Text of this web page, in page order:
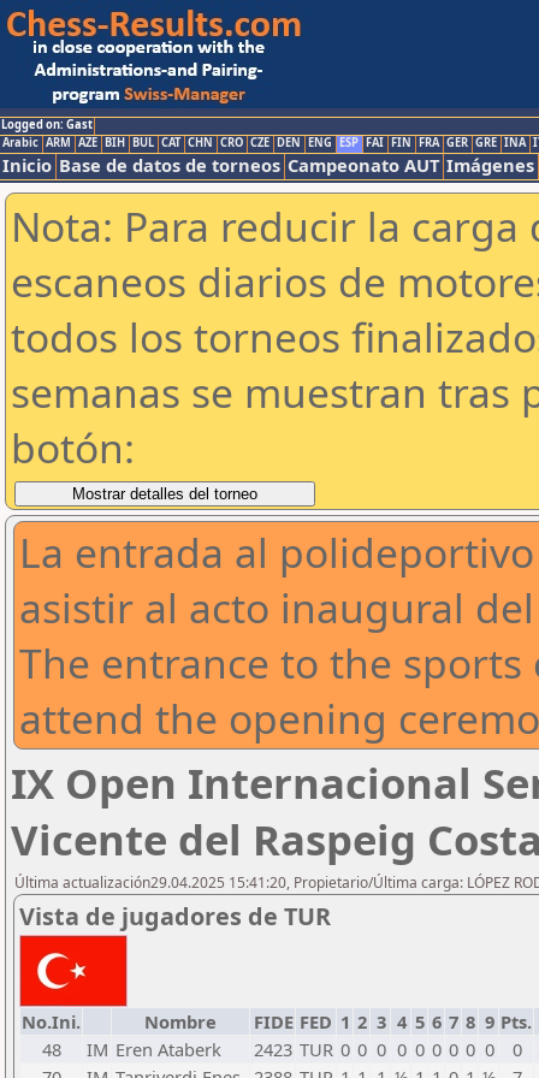
Logged on: Gast
Arabic ARM AZE BIH BUL CAT CHN CRO CZE DEN ENG ESP FAI FIN FRA GER GRE INA
Inicio Base de datos de torneos Campeonato AUT Imágenes
Nota: Para reducir la
escaneos diarios de
todos los torneos
semanas se muestran tras
botón:
La entrada al
asistir al acto inaugural
The entrance to the
attend the opening
IX Open Internacional
Vicente del Raspeig
Última actualización29.04.2025 15:41:20, Propietario/Última carga: LÓPEZ
Vista de jugadores de TUR
No.Ini. Nombre FIDE FED 1 2 3 4 5 6 7 8 9 Pts.
48
IM Eren Ataberk 2423 TUR 0 0 0 0 0 0 0 0 0 0